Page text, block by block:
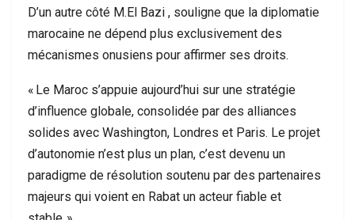
D’un autre côté M.El Bazi , souligne que la diplomatie
marocaine ne dépend plus exclusivement des
mécanismes onusiens pour affirmer ses droits.
« Le Maroc s’appuie aujourd’hui sur une stratégie
d’influence globale, consolidée par des alliances
solides avec Washington, Londres et Paris. Le projet
d’autonomie n’est plus un plan, c’est devenu un
paradigme de résolution soutenu par des partenaires
majeurs qui voient en Rabat un acteur fiable et